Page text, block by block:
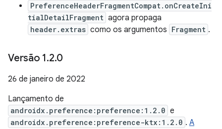
PreferenceHeaderFragmentCompat.onCreateIni
tialDetailFragment agora propaga
header.extras como os argumentos Fragment .
Versão 1.2.0
26 de janeiro de 2022
Lançamento de
androidx.preference:preference:1.2.0 e
androidx.preference:preference-ktx:1.2.0 . A